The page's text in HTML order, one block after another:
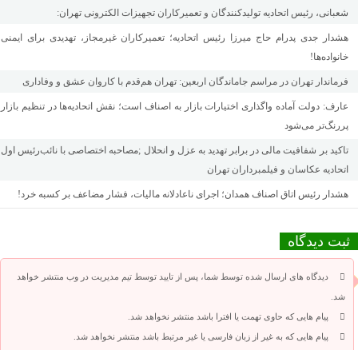
شعبانی، رئیس اتحادیه تولیدکنندگان و تعمیرکاران تجهیزات الکترونی تهران:
هشدار جدی پدرام حاج میرزا رئیس اتحادیه؛ تعمیرکاران غیرمجاز، تهدیدی برای ایمنی
خانواده‌ها!
فرماندار تهران در مراسم جاماندگان اربعین: تهران هم‌قدم با کاروان عشق و وفاداری
عارف: دولت آماده واگذاری اختیارات بازار به اصناف است؛ نقش اتحادیه‌ها در تنظیم بازار
پررنگ‌تر می‌شود
تاکید بر شفافیت مالی در برابر تهدید به عزل و انحلال ;مصاحبه اختصاصی با نائب‌رئیس اول
اتحادیه عکاسان و فیلمبرداران تهران
هشدار رئیس اتاق اصناف همدان؛ اجرای ناعادلانه مالیات، فشار مضاعف بر کسبه خرد!
ثبت دیدگاه
دیدگاه های ارسال شده توسط شما، پس از تایید توسط تیم مدیریت در وب منتشر خواهد
شد.
پیام هایی که حاوی تهمت یا افترا باشد منتشر نخواهد شد.
پیام هایی که به غیر از زبان فارسی یا غیر مرتبط باشد منتشر نخواهد شد.